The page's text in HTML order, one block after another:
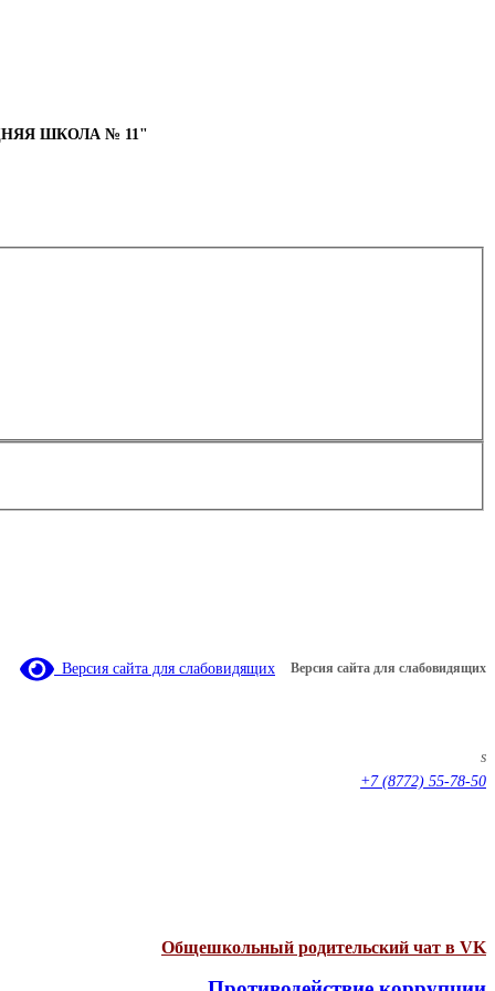
ШКОЛА № 11"
Версия сайта для слабовидящих Версия сайта для слабовидящих
s
+7 (8772) 55-78-50
Общешкольный родительский чат в VK